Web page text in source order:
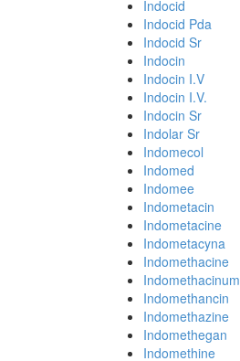
Indocid
Indocid Pda
Indocid Sr
Indocin
Indocin I.V
Indocin I.V.
Indocin Sr
Indolar Sr
Indomecol
Indomed
Indomee
Indometacin
Indometacine
Indometacyna
Indomethacine
Indomethacinum
Indomethancin
Indomethazine
Indomethegan
Indomethine